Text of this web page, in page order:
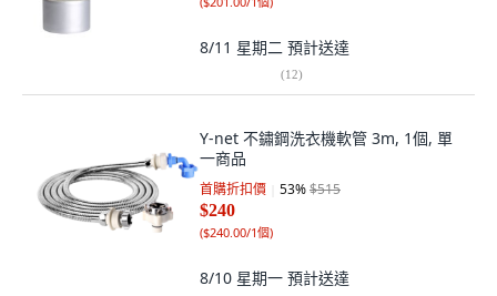
8/11 星期二 預計送達
(12)
Y-net 不鏽鋼洗衣機軟管 3m, 1個, 單
一商品
首購折扣價 53%$515
$240
($240.00/1個)
8/10 星期一 預計送達